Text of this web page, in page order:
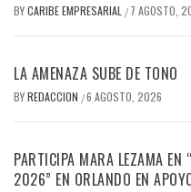
BYCARIBE EMPRESARIAL / 7 AGOSTO,
LA AMENAZA SUBE DE TONO
BYREDACCION /6 AGOSTO, 2026
PARTICIPA MARA LEZAMA EN
2026” EN ORLANDO EN